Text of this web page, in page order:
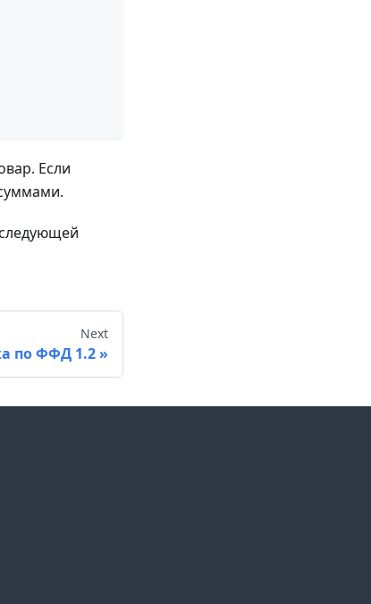
Если
Next
по ФФД 1.2